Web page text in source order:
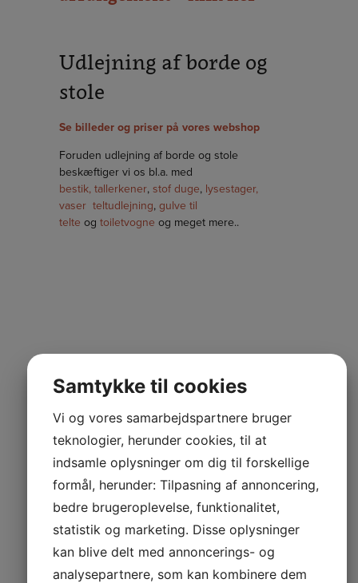
Udlejning af borde og
stole
Se billeder og priser på vores webshop
Foruden udlejning af borde og stole
beskæftiger vi os bl.a. med
bestik, tallerkener, stof duge, lysestager,
vaser teltudlejning, gulve til
telte og toiletvogne og meget mere..
Samtykke til cookies
Vi og vores samarbejdspartnere bruger
teknologier, herunder cookies, til at
indsamle oplysninger om dig til forskellige
formål, herunder: Tilpasning af annoncering,
bedre brugeroplevelse, funktionalitet,
statistik og marketing. Disse oplysninger
kan blive delt med annoncerings- og
analysepartnere, som kan kombinere dem